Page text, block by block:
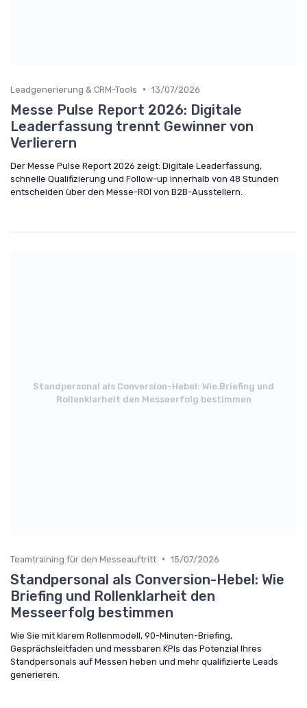
Leadgenerierung & CRM-Tools • 13/07/2026
Messe Pulse Report 2026: Digitale
Leaderfassung trennt Gewinner von
Verlierern
Der Messe Pulse Report 2026 zeigt: Digitale Leaderfassung,
schnelle Qualifizierung und Follow-up innerhalb von 48 Stunden
entscheiden über den Messe-ROI von B2B-Ausstellern.
Standpersonal als Conversion-Hebel: Wie Briefing und
Rollenklarheit den Messeerfolg bestimmen
Teamtraining für den Messeauftritt • 15/07/2026
Standpersonal als Conversion-Hebel: Wie
Briefing und Rollenklarheit den
Messeerfolg bestimmen
Wie Sie mit klarem Rollenmodell, 90-Minuten-Briefing,
Gesprächsleitfaden und messbaren KPIs das Potenzial Ihres
Standpersonals auf Messen heben und mehr qualifizierte Leads
generieren.